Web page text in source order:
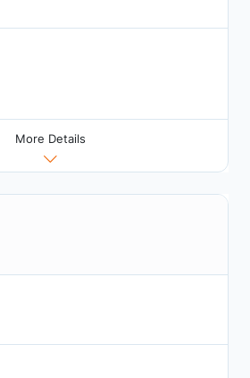
More Details